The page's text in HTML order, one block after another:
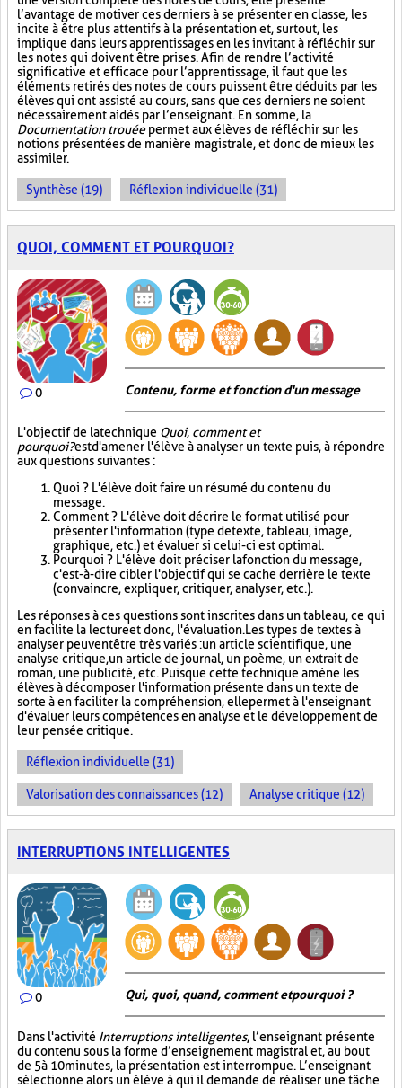
l’avantage de motiver ces derniers à se présenter en classe, les
incite à être plus attentifs à la présentation et, surtout, les
implique dans leurs apprentissages en les invitant à réfléchir sur
les notes qui doivent être prises. Afin de rendre l’activité
significative et efficace pour l’apprentissage, il faut que les
éléments retirés des notes de cours puissent être déduits par les
élèves qui ont assisté au cours, sans que ces derniers ne soient
nécessairement aidés par l’enseignant. En somme, la
Documentation trouéepermet aux élèves de réfléchir sur les
notions présentées de manière magistrale, et donc de mieux les
assimiler.
Synthèse (19) Réflexion individuelle (31)
QUOI, COMMENT ET POURQUOI?
0 Contenu, forme et fonction d'un message
L'objectif de la technique Quoi, comment et
pourquoi?est d'amener l'élève à analyser un texte puis, à répondre
aux questions suivantes :
Quoi ? L'élève doit faire un résumé du contenu du
message.
Comment ? L'élève doit décrire le format utilisé pour
présenter l'information (type de texte, tableau, image,
graphique, etc.) et évaluer si celui-ci est optimal.
Pourquoi ? L'élève doit préciser la fonction du message,
c'est-à-dire cibler l'objectif qui se cache derrière le texte
(convaincre, expliquer, critiquer, analyser, etc.).
Les réponses à ces questions sont inscrites dans un tableau, ce qui
en facilite la lecture et donc, l'évaluation. Les types de textes à
analyser peuvent être très variés : un article scientifique, une
analyse critique, un article de journal, un poème, un extrait de
roman, une publicité, etc. Puisque cette technique amène les
élèves à décomposer l'information présente dans un texte de
sorte à en faciliter la compréhension, elle permet à l'enseignant
d'évaluer leurs compétences en analyse et le développement de
leur pensée critique.
Réflexion individuelle (31)
Valorisation des connaissances (12) Analyse critique (12)
INTERRUPTIONS INTELLIGENTES
0 Qui, quoi, quand, comment et pourquoi ?
Dans l'activité Interruptions intelligentes, l’enseignant présente
du contenu sous la forme d’enseignement magistral et, au bout
de 5 à 10 minutes, la présentation est interrompue. L’enseignant
sélectionne alors un élève à qui il demande de réaliser une tâche